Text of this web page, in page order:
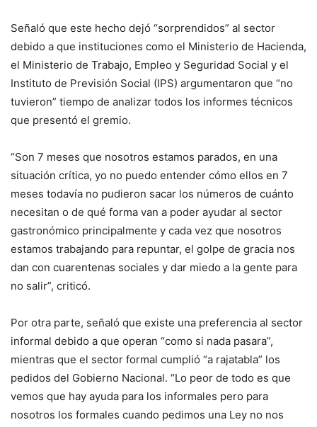
Señaló que este hecho dejó “sorprendidos” al sector
debido a que instituciones como el Ministerio de Hacienda,
el Ministerio de Trabajo, Empleo y Seguridad Social y el
Instituto de Previsión Social (IPS) argumentaron que “no
tuvieron” tiempo de analizar todos los informes técnicos
que presentó el gremio.
“Son 7 meses que nosotros estamos parados, en una
situación crítica, yo no puedo entender cómo ellos en 7
meses todavía no pudieron sacar los números de cuánto
necesitan o de qué forma van a poder ayudar al sector
gastronómico principalmente y cada vez que nosotros
estamos trabajando para repuntar, el golpe de gracia nos
dan con cuarentenas sociales y dar miedo a la gente para
no salir”, criticó.
Por otra parte, señaló que existe una preferencia al sector
informal debido a que operan “como si nada pasara”,
mientras que el sector formal cumplió “a rajatabla” los
pedidos del Gobierno Nacional. “Lo peor de todo es que
vemos que hay ayuda para los informales pero para
nosotros los formales cuando pedimos una Ley no nos